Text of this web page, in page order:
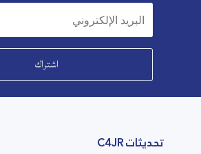
اشتراك
تحديثات C4JR